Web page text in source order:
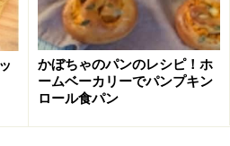
り方・手順
サラダ油を塗る。
ダ油（分量外）を塗る。ポップ
かぼちゃのパンのレシピ！ホ
ームベーカリーでパンプキン
ロール食パン